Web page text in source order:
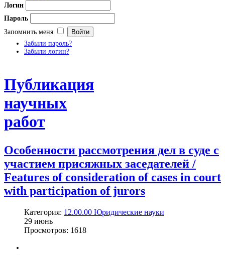
Логин
Пароль
Запомнить меня
Забыли пароль?
Забыли логин?
Публикация
научных
работ
Особенности рассмотрения дел в суде с
участием присяжных заседателей /
Features of consideration of cases in court
with participation of jurors
Категория: 12.00.00 Юридические науки
29 июнь
Просмотров: 1618